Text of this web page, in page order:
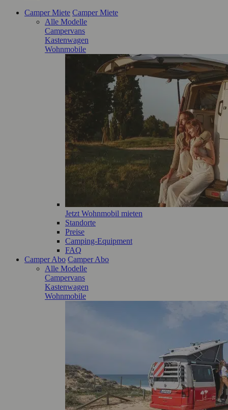
Camper Miete Camper Miete
Alle Modelle
Campervans
Kastenwagen
Wohnmobile
Jetzt Wohnmobil mieten
Standorte
Preise
Camping-Equipment
FAQ
Camper Abo Camper Abo
Alle Modelle
Campervans
Kastenwagen
Wohnmobile